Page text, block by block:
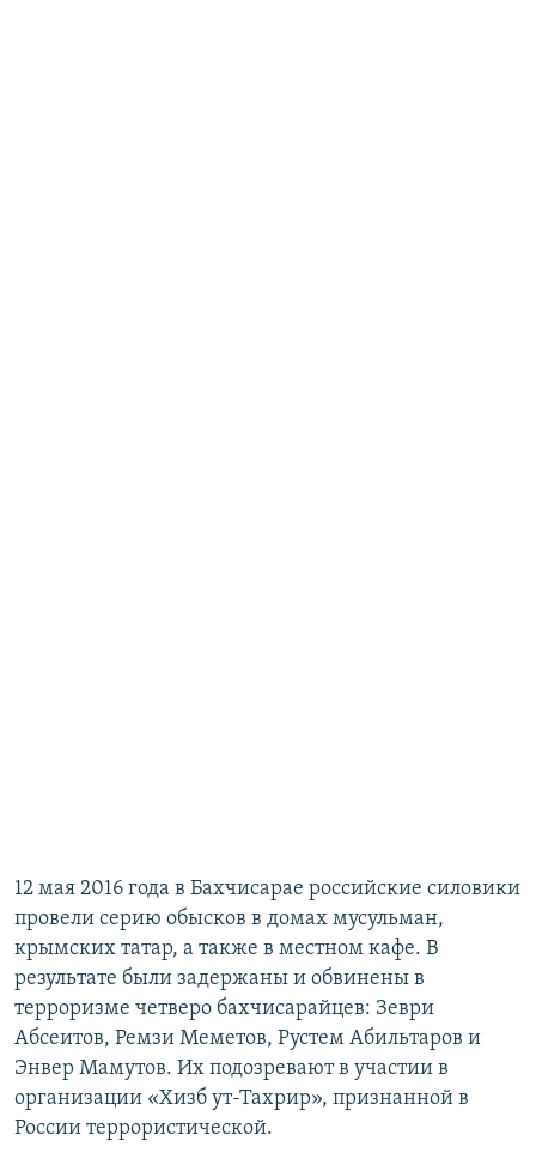
12 мая 2016 года в Бахчисарае российские силовики
провели серию обысков в домах мусульман,
крымских татар, а также в местном кафе. В
результате были задержаны и обвинены в
терроризме четверо бахчисарайцев: Зеври
Абсеитов, Ремзи Меметов, Рустем Абильтаров и
Энвер Мамутов. Их подозревают в участии в
организации «Хизб ут-Тахрир», признанной в
России террористической.